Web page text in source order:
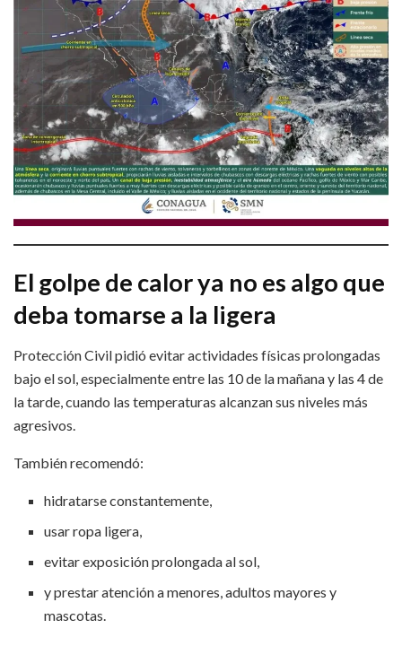
El golpe de calor ya no es algo que
deba tomarse a la ligera
Protección Civil pidió evitar actividades físicas prolongadas
bajo el sol, especialmente entre las 10 de la mañana y las 4 de
la tarde, cuando las temperaturas alcanzan sus niveles más
agresivos.
También recomendó:
hidratarse constantemente,
usar ropa ligera,
evitar exposición prolongada al sol,
y prestar atención a menores, adultos mayores y
mascotas.